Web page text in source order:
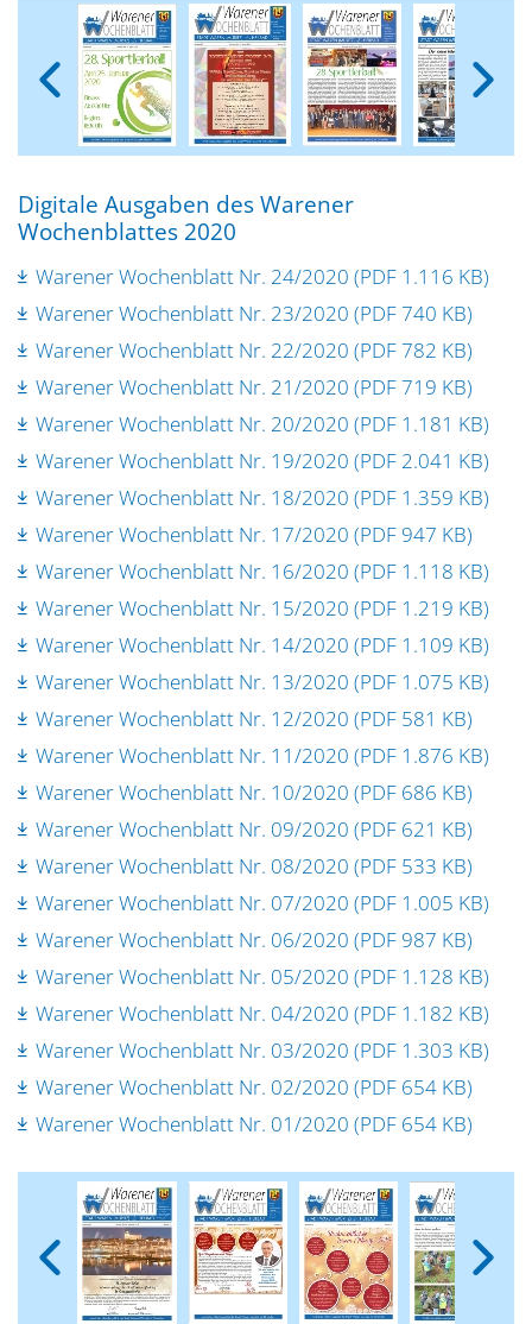
Digitale Ausgaben des Warener
Wochenblattes 2020
Warener Wochenblatt Nr. 24/2020 (PDF 1.116 KB)
Warener Wochenblatt Nr. 23/2020 (PDF 740 KB)
Warener Wochenblatt Nr. 22/2020 (PDF 782 KB)
Warener Wochenblatt Nr. 21/2020 (PDF 719 KB)
Warener Wochenblatt Nr. 20/2020 (PDF 1.181 KB)
Warener Wochenblatt Nr. 19/2020 (PDF 2.041 KB)
Warener Wochenblatt Nr. 18/2020 (PDF 1.359 KB)
Warener Wochenblatt Nr. 17/2020 (PDF 947 KB)
Warener Wochenblatt Nr. 16/2020 (PDF 1.118 KB)
Warener Wochenblatt Nr. 15/2020 (PDF 1.219 KB)
Warener Wochenblatt Nr. 14/2020 (PDF 1.109 KB)
Warener Wochenblatt Nr. 13/2020 (PDF 1.075 KB)
Warener Wochenblatt Nr. 12/2020 (PDF 581 KB)
Warener Wochenblatt Nr. 11/2020 (PDF 1.876 KB)
Warener Wochenblatt Nr. 10/2020 (PDF 686 KB)
Warener Wochenblatt Nr. 09/2020 (PDF 621 KB)
Warener Wochenblatt Nr. 08/2020 (PDF 533 KB)
Warener Wochenblatt Nr. 07/2020 (PDF 1.005 KB)
Warener Wochenblatt Nr. 06/2020 (PDF 987 KB)
Warener Wochenblatt Nr. 05/2020 (PDF 1.128 KB)
Warener Wochenblatt Nr. 04/2020 (PDF 1.182 KB)
Warener Wochenblatt Nr. 03/2020 (PDF 1.303 KB)
Warener Wochenblatt Nr. 02/2020 (PDF 654 KB)
Warener Wochenblatt Nr. 01/2020 (PDF 654 KB)